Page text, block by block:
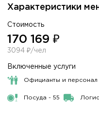
Характеристики
Стоимость
170 169 ₽
3094 ₽/чел
Включенные услуги
Официанты и персонал
Посуда - 55